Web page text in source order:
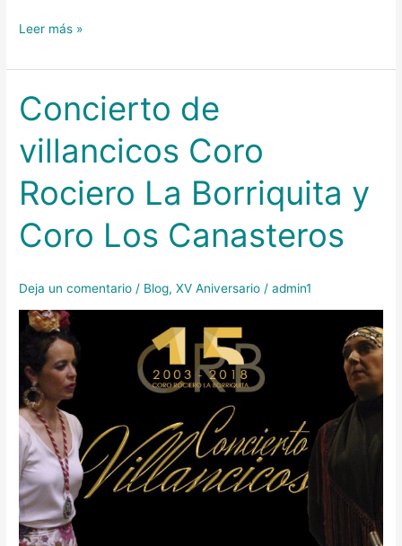
Leer más »
Concierto de
villancicos Coro
Rociero La Borriquita y
Coro Los Canasteros
Deja un comentario / Blog,XV Aniversario /admin1
Concierto
de
villancicos
Coro
Rociero
Borriquita
Los
Canasteros